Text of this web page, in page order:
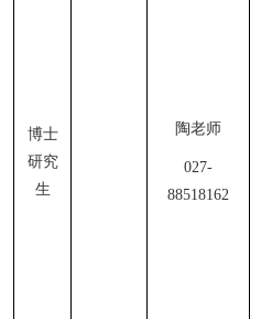
博士
研究
生
陶老师
027-
88518162